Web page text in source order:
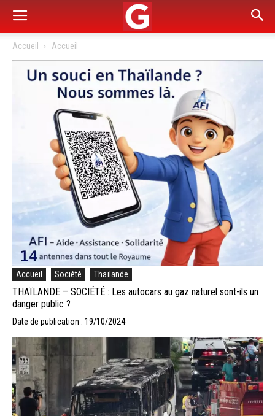
Accueil Accueil
Accueil Société Thaïlande
THAÏLANDE – SOCIÉTÉ : Les autocars au gaz naturel sont-ils un
danger public ?
Date de publication : 19/10/2024